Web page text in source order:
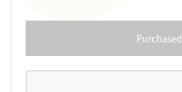
Purchased